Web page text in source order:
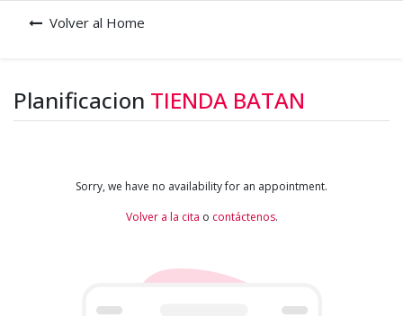
Volver al Home
Planificacion TIENDA BATAN
Sorry, we have no availability for an appointment.
Volver a la cita o contáctenos.